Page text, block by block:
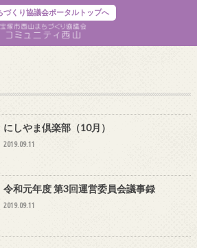
づくり協議会ポータルトップへ
にしやま倶楽部（10月）
2019.09.11
令和元年度 第3回運営委員会議事録
2019.09.11